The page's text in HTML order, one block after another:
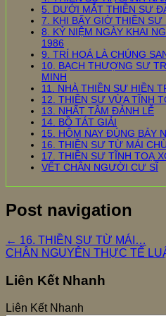
5. DƯỚI MẮT THIỀN SƯ
7. KHI BẤY GIỜ THIỀN
8. KỶ NIỆM NGÀY KHAI
1986
9. TRÍ HOÁ LÀ CHÚNG
10. BẠCH THƯỢNG SƯ
MINH
11. NHÀ THIỀN SƯ HIỀN
12. THIỀN SƯ VỪA TĨNH
13. NHẤT TÂM ĐẢNH LỄ
14. BỒ TÁT GIẢI
15. HÔM NAY ĐÚNG BẢY
16. THIỀN SƯ TỪ MÁI
17. THIỀN SƯ TĨNH TOẠ
VẾT CHÂN NGƯỜI CƯ SĨ
Post navigation
← 16. THIỀN SƯ TỪ MÁI…
CHÂN NGUYÊN THỰC TẾ
Liên Kết Nhanh
Liên Kết Nhanh